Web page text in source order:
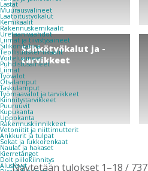
Lastat
Muurausvälineet
Laatoitustyökalut
Kemikaalit
Rakennuskemikaalit
Uretaanivaahdot
Liimat ja tiivistysaineet
Silikonitahna
Teollisuuskemikaalit
Voiteluaineet
Puhdistusaineet
Liimat
Työvalot
Otsalamput
Taskulamput
Työmaavalot ja tarvikkeet
Kiinnitys­tarvikkeet
Puuruuvit
Kupukanta
Uppokanta
Rakennuskiinnikkeet
Vetoniitit ja niittimutterit
Ankkurit ja tulpat
Sokat ja lukkorenkaat
Naulat ja hakaset
Kierretangot
Dolt piilokiinnitys
Aluslevyt
Sähkötyökalut ja -
tarvikkeet
Näytetään tulokset 1–18 / 737